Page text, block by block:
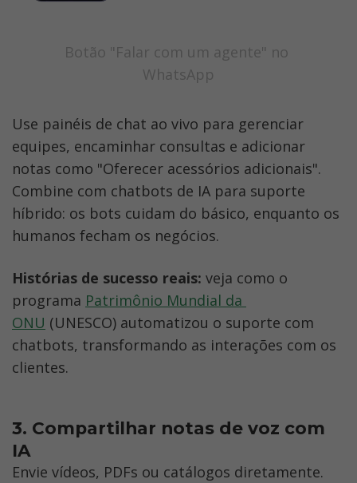
Botão "Falar com um agente" no
WhatsApp
Use painéis de chat ao vivo para gerenciar
equipes, encaminhar consultas e adicionar
notas como "Oferecer acessórios adicionais".
Combine com chatbots de IA para suporte
híbrido: os bots cuidam do básico, enquanto os
humanos fecham os negócios.
Histórias de sucesso reais: veja como o
programa Patrimônio Mundial da
ONU (UNESCO) automatizou o suporte com
chatbots, transformando as interações com os
clientes.
3. Compartilhar notas de voz com
IA
Envie vídeos, PDFs ou catálogos diretamente.